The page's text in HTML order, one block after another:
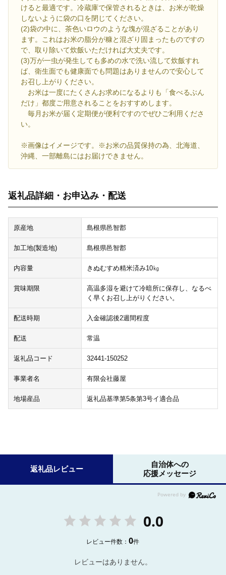
けると最適です。冷蔵庫で保管されるときは、お米が乾燥
しないように袋の口を閉じてください。
(2)袋の中に、茶色いロウのような塊が混ざることがあり
ます。これはお米の脂分が糠と混ざり固まったものですの
で、取り除いて炊飯いただければ大丈夫です。
(3)万が一虫が発生しても多めの水で洗い流して炊飯すれ
ば、衛生面でも健康面でも問題はありませんので安心して
お召し上がりください。
お米は一度にたくさんお求めになるよりも「食べるぶん
だけ」都度ご用意されることをおすすめします。
毎月お米が届く定期便が便利ですのでぜひご利用くださ
い。
※画像はイメージです。※お米の品質保持の為、北海道、
沖縄、一部離島にはお届けできません。
返礼品詳細・お申込み・配送
原産地 島根県邑智郡
加工地(製造地) 島根県邑智郡
内容量 きぬむすめ精米済み10㎏
賞味期限
高温多湿を避けて冷暗所に保存し、なるべ
く早くお召し上がりください。
配送時期 入金確認後2週間程度
配送 常温
返礼品コード 32441-150252
事業者名 有限会社藤屋
地場産品 返礼品基準第5条第3号イ適合品
返礼品レビュー
自治体への
応援メッセージ
0.0
レビュー件数：0件
レビューはありません。